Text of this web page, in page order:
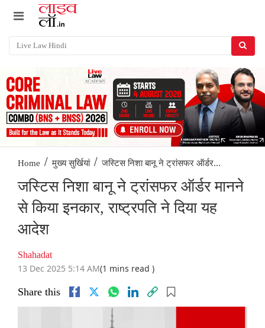
Home / मुख्य सुर्खियां / जस्टिस निशा बानू ने ट्रांसफर ऑर्डर...
जस्टिस निशा बानू ने ट्रांसफर ऑर्डर मानने
से किया इनकार, राष्ट्रपति ने दिया यह
आदेश
Shahadat
13 Dec 2025 5:14 AM(1 mins read )
Share this